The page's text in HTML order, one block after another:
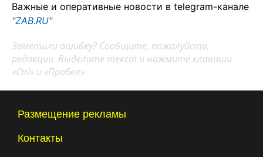
Важные и оперативные новости в telegram-канале
"ZAB.RU"
Заметили ошибку? Сообщите, пожалуйста,
редакции. Выделите текст и нажмите клавиши
«Ctrl» и «Пробел»
Размещение рекламы
Контакты